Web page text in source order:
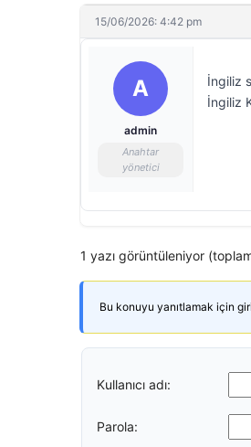
15/06/2026: 4:42 pm
A
admin
Anahtar
yönetici
İngiliz
İngiliz
1 yazı görüntüleniyor
Bu konuyu yanıtlamak için
Kullanıcı adı:
Parola: